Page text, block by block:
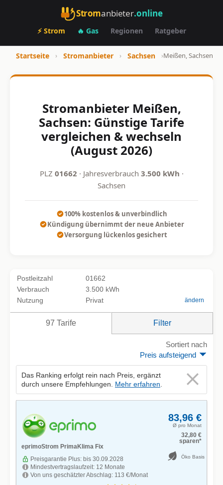
Stromanbieter.online
⚡ Strom 🔥 Gas Regionen Ratgeber
Startseite › Stromanbieter › Sachsen ›Meißen, Sachsen
Stromanbieter Meißen,
Sachsen: Günstige Tarife
vergleichen & wechseln
(August 2026)
PLZ 01662 · Jahresverbrauch 3.500 kWh ·
Sachsen
100% kostenlos & unverbindlich
Kündigung übernimmt der neue Anbieter
Versorgung lückenlos gesichert